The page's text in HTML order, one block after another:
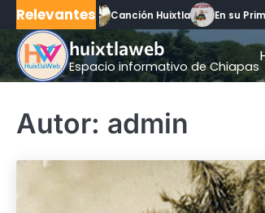
Skip
content
Relevantes Canción Huixtla En su
huixtlaweb
Espacio informativo de Chiapas
Autor: admin